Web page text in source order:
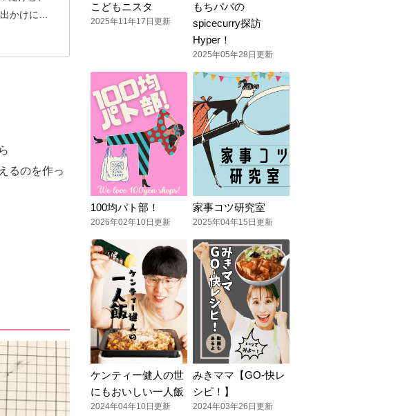
かけに！
るのを作っ
こどもニスタ
2025年11年17日更新
もちパパの
spicecurry探訪
Hyper！
2025年05年28日更新
100均パト部！
2026年02年10日更新
家事コツ研究室
2025年04年15日更新
ケンティー健人の世
にもおいしい一人飯
2024年04年10日更新
みきママ【GO-快レ
シピ！】
2024年03年26日更新